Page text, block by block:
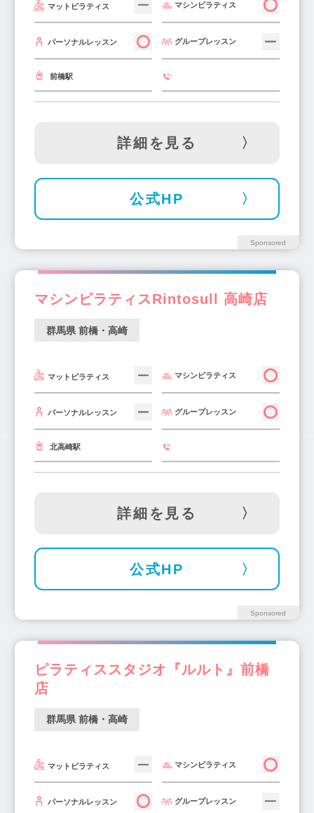
Sponsored
マットピラティス マシンピラティス
パーソナルレッスン グループレッスン
前橋駅
詳細を見る
公式HP
Sponsored
マシンピラティスRintosull 高崎店
群馬県 前橋・高崎
マットピラティス マシンピラティス
パーソナルレッスン グループレッスン
北高崎駅
詳細を見る
公式HP
ピラティススタジオ『ルルト』前橋
店
群馬県 前橋・高崎
マットピラティス マシンピラティス
パーソナルレッスン グループレッスン